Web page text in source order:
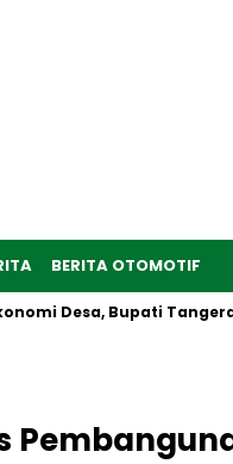
BERITA OTOMOTIF
Desa, Bupati